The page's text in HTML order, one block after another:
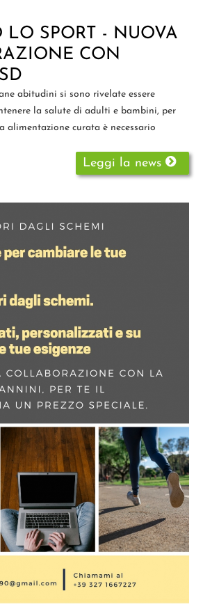
LO SPORT - NUOVA
CON
abitudini si sono rivelate essere
la salute di adulti e bambini, per
alimentazione curata è necessario
Leggi la news